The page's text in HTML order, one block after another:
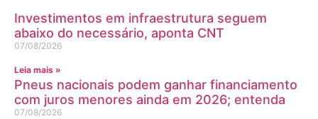
Investimentos em infraestrutura seguem
abaixo do necessário, aponta CNT
07/08/2026
Leia mais »
Pneus nacionais podem ganhar financiamento
com juros menores ainda em 2026; entenda
07/08/2026